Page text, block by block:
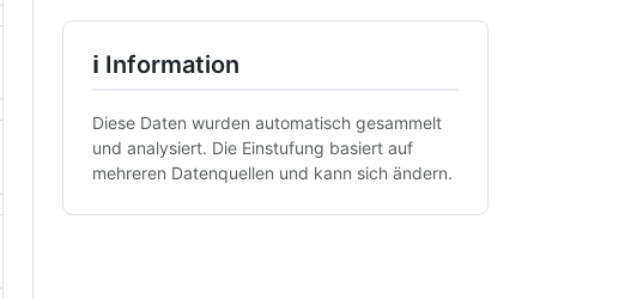
ℹ Information
Diese Daten wurden automatisch gesammelt
und analysiert. Die Einstufung basiert auf
mehreren Datenquellen und kann sich ändern.